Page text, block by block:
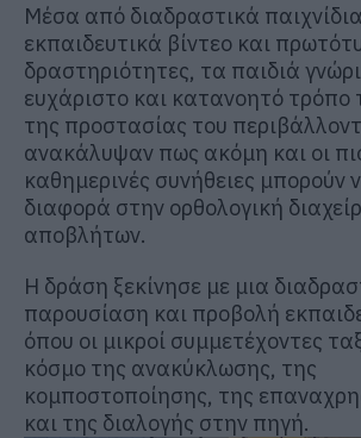
Μέσα από διαδραστικά
εκπαιδευτικά βίντεο και
δραστηριότητες, τα παιδιά
ευχάριστο και κατανοητό τρόπο
της προστασίας του
ανακάλυψαν πως ακόμη και οι
καθημερινές συνήθειες μπορούν
διαφορά στην ορθολογική
αποβλήτων.
Η δράση ξεκίνησε με μια
παρουσίαση και προβολή
όπου οι μικροί συμμετέχοντες
κόσμο της ανακύκλωσης, της
κομποστοποίησης, της
και της διαλογής στην πηγή.